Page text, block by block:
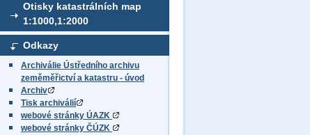
Otisky katastrálních map
1:1000,1:2000
Odkazy
Archiválie Ústředního archivu
zeměměřictví a katastru - úvod
Archiv
Tisk archiválií
webové stránky ÚAZK
webové stránky ČÚZK